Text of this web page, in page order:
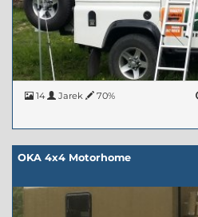
14 Jarek 70%
OKA 4x4 Motorhome